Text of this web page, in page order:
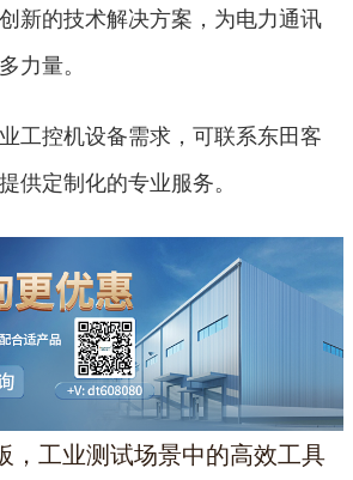
新的技术解决方案，为电力通讯
力量。
控机设备需求，可联系东田客
供定制化的专业服务。
，工业测试场景中的高效工具